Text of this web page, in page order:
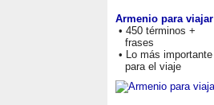
Armenio para viajar
• 450 términos +
frases
• Lo más importante
para el viaje